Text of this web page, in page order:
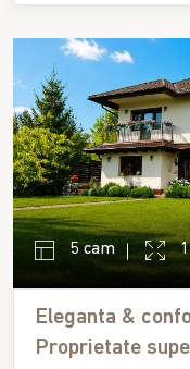
5 cam
Eleganta &
Proprietate